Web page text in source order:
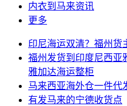
内衣到马来资讯
更多
印尼海运双清？福州货
福州发货到印度尼西亚
雅加达海运整柜
马来西亚海外仓一件代
有发马来的宁德收货点